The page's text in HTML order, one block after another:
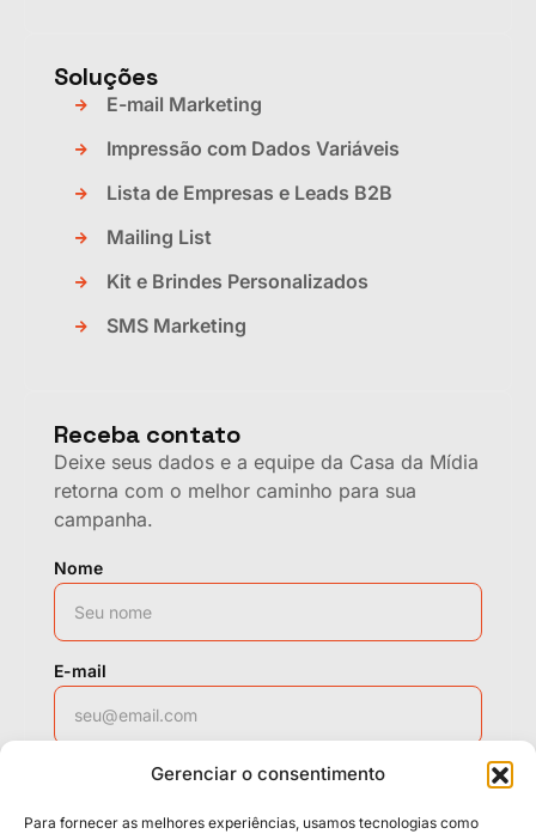
Gerenciar o consentimento
Para fornecer as melhores experiências, usamos tecnologias como
Soluções
E-mail Marketing
Impressão com Dados Variáveis
Lista de Empresas e Leads B2B
Mailing List
Kit e Brindes Personalizados
SMS Marketing
Receba contato
Deixe seus dados e a equipe da Casa da Mídia
retorna com o melhor caminho para sua
campanha.
Nome
E-mail